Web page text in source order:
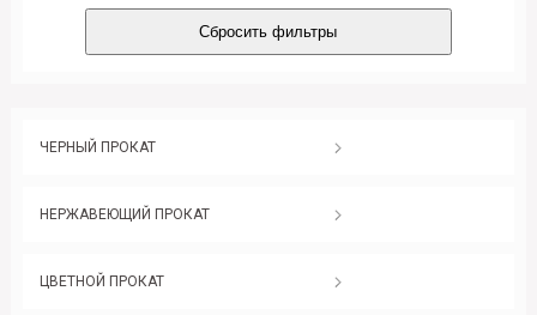
Сбросить фильтры
ЧЕРНЫЙ ПРОКАТ
НЕРЖАВЕЮЩИЙ ПРОКАТ
ЦВЕТНОЙ ПРОКАТ